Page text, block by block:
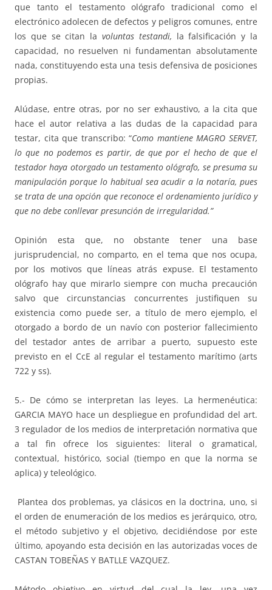
que tanto el testamento ológrafo tradicional como el
electrónico adolecen de defectos y peligros comunes, entre
los que se citan la voluntas testandi, la falsificación y la
capacidad, no resuelven ni fundamentan absolutamente
nada, constituyendo esta una tesis defensiva de posiciones
propias.
Alúdase, entre otras, por no ser exhaustivo, a la cita que
hace el autor relativa a las dudas de la capacidad para
testar, cita que transcribo: “Como mantiene MAGRO SERVET,
lo que no podemos es partir, de que por el hecho de que el
testador haya otorgado un testamento ológrafo, se presuma su
manipulación porque lo habitual sea acudir a la notaría, pues
se trata de una opción que reconoce el ordenamiento jurídico y
que no debe conllevar presunción de irregularidad.”
Opinión esta que, no obstante tener una base
jurisprudencial, no comparto, en el tema que nos ocupa,
por los motivos que líneas atrás expuse. El testamento
ológrafo hay que mirarlo siempre con mucha precaución
salvo que circunstancias concurrentes justifiquen su
existencia como puede ser, a título de mero ejemplo, el
otorgado a bordo de un navío con posterior fallecimiento
del testador antes de arribar a puerto, supuesto este
previsto en el CcE al regular el testamento marítimo (arts
722 y ss).
5.- De cómo se interpretan las leyes. La hermenéutica:
GARCIA MAYO hace un despliegue en profundidad del art.
3 regulador de los medios de interpretación normativa que
a tal fin ofrece los siguientes: literal o gramatical,
contextual, histórico, social (tiempo en que la norma se
aplica) y teleológico.
Plantea dos problemas, ya clásicos en la doctrina, uno, si
el orden de enumeración de los medios es jerárquico, otro,
el método subjetivo y el objetivo, decidiéndose por este
último, apoyando esta decisión en las autorizadas voces de
CASTAN TOBEÑAS Y BATLLE VAZQUEZ.